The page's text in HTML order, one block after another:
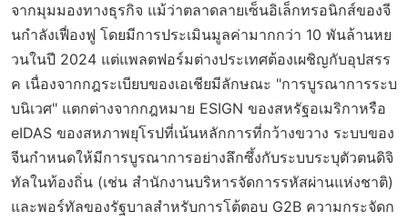
จากมุมมองทางธุรกิจ แม้ว่าตลาดลายเซ็นอิเล็กทรอนิกส์ของจี
นกำลังเฟื่องฟู โดยมีการประเมินมูลค่ามากกว่า 10 พันล้านหย
วนในปี 2024 แต่แพลตฟอร์มต่างประเทศต้องเผชิญกับอุปสรร
ค เนื่องจากกฎระเบียบของเอเชียมีลักษณะ "การบูรณาการระบ
บนิเวศ" แตกต่างจากกฎหมาย ESIGN ของสหรัฐอเมริกาหรือ
eIDAS ของสหภาพยุโรปที่เน้นหลักการที่กว้างขวาง ระบบของ
จีนกำหนดให้มีการบูรณาการอย่างลึกซึ้งกับระบบระบุตัวตนดิจิ
ทัลในท้องถิ่น (เช่น สำนักงานบริหารจัดการรหัสผ่านแห่งชาติ)
และพอร์ทัลของรัฐบาลสำหรับการโต้ตอบ G2B ความกระจัดก